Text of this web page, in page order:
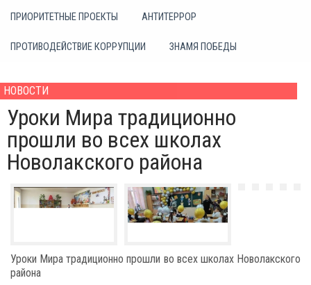
ПРИОРИТЕТНЫЕ ПРОЕКТЫ АНТИТЕРРОР
ПРОТИВОДЕЙСТВИЕ КОРРУПЦИИ ЗНАМЯ ПОБЕДЫ
НОВОСТИ
Уроки Мира традиционно
прошли во всех школах
Новолакского района
Уроки Мира традиционно прошли во всех школах Новолакского
района